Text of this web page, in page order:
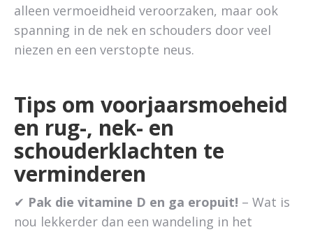
alleen vermoeidheid veroorzaken, maar ook
spanning in de nek en schouders door veel
niezen en een verstopte neus.
Tips om voorjaarsmoeheid
en rug-, nek- en
schouderklachten te
verminderen
✔ Pak die vitamine D en ga eropuit! – Wat is
nou lekkerder dan een wandeling in het